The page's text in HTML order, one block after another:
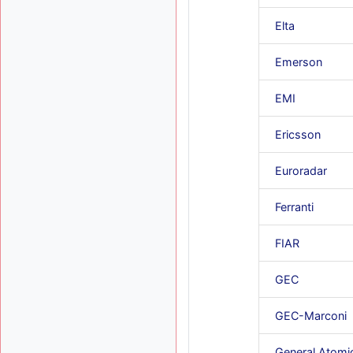
Elta
Emerson
EMI
Ericsson
Euroradar
Ferranti
FIAR
GEC
GEC-Marconi